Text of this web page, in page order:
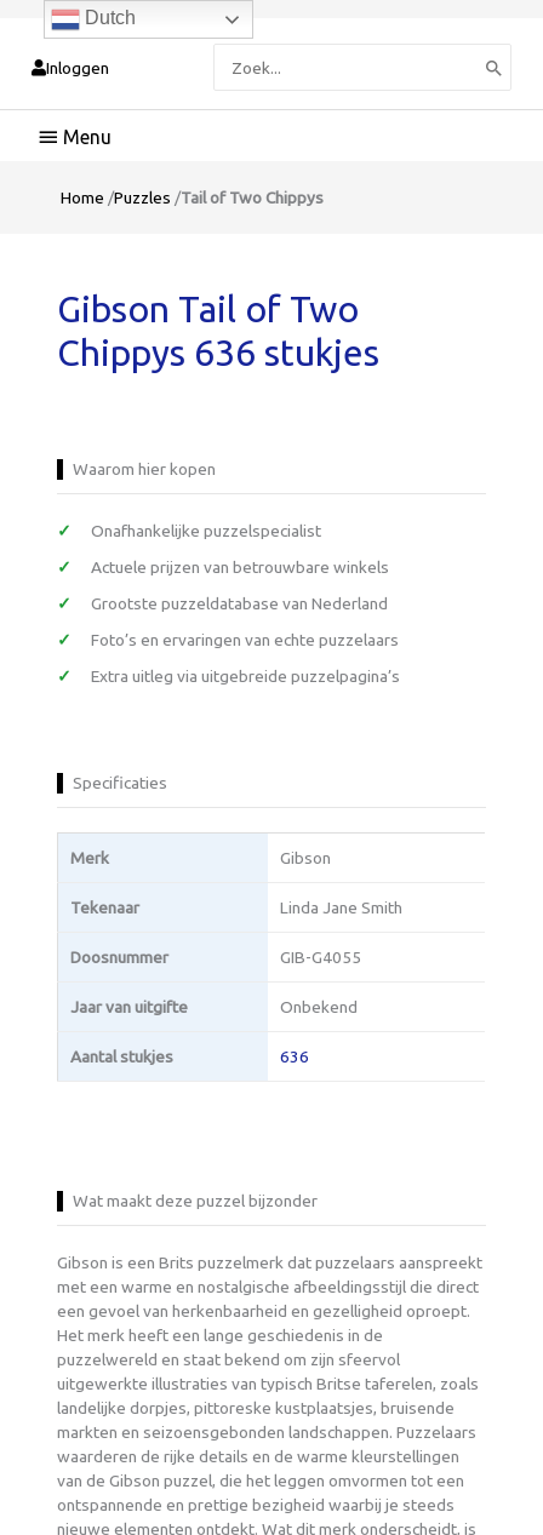
Inloggen
naar:
Hoofdmenu
Home /Puzzles /Tail of Two Chippys
Gibson Tail of Two
Chippys 636 stukjes
Waarom hier kopen
Onafhankelijke puzzelspecialist
Actuele prijzen van betrouwbare winkels
Grootste puzzeldatabase van Nederland
Foto’s en ervaringen van echte puzzelaars
Extra uitleg via uitgebreide puzzelpagina’s
Specificaties
Merk Gibson
Tekenaar Linda Jane Smith
Doosnummer GIB-G4055
Jaar van uitgifte Onbekend
Aantal stukjes 636
Wat maakt deze puzzel bijzonder
Gibson is een Brits puzzelmerk dat puzzelaars aanspreekt
met een warme en nostalgische afbeeldingsstijl die direct
een gevoel van herkenbaarheid en gezelligheid oproept.
Het merk heeft een lange geschiedenis in de
puzzelwereld en staat bekend om zijn sfeervol
uitgewerkte illustraties van typisch Britse taferelen, zoals
landelijke dorpjes, pittoreske kustplaatsjes, bruisende
markten en seizoensgebonden landschappen. Puzzelaars
waarderen de rijke details en de warme kleurstellingen
van de Gibson puzzel, die het leggen omvormen tot een
ontspannende en prettige bezigheid waarbij je steeds
nieuwe elementen ontdekt. Wat dit merk onderscheidt, is
Dutch